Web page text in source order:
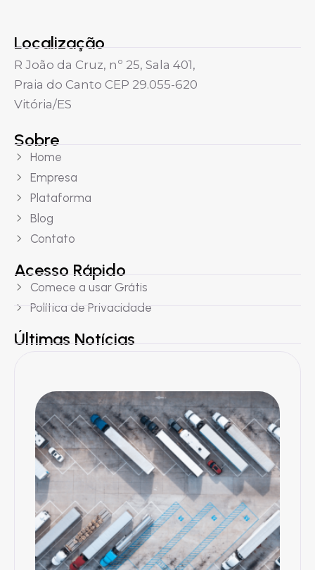
Localização
R João da Cruz, nº 25, Sala 401,
Praia do Canto CEP 29.055-620
Vitória/ES
Sobre
Home
Empresa
Plataforma
Blog
Contato
Acesso Rápido
Comece a usar Grátis
Política de Privacidade
Últimas Notícias